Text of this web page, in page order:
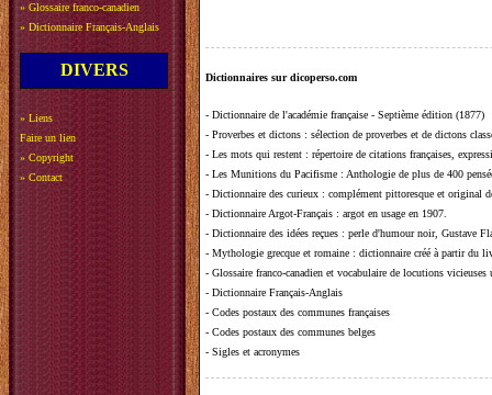
» Glossaire franco-canadien
» Dictionnaire Français-Anglais
DIVERS
» Liens
Faire un lien
» Copyright
» Contact
Dictionnaires sur dicoperso.com
- Dictionnaire de l'académie française - Septième édition (1877)
- Proverbes et dictons : sélection de proverbes et de dictons
- Les mots qui restent : répertoire de citations françaises,
- Les Munitions du Pacifisme : Anthologie de plus de 400
- Dictionnaire des curieux : complément pittoresque et original
- Dictionnaire Argot-Français : argot en usage en 1907.
- Dictionnaire des idées reçues : perle d'humour noir, Gustave
- Mythologie grecque et romaine : dictionnaire créé à partir du
- Glossaire franco-canadien et vocabulaire de locutions vicieuses
- Dictionnaire Français-Anglais
- Codes postaux des communes françaises
- Codes postaux des communes belges
- Sigles et acronymes